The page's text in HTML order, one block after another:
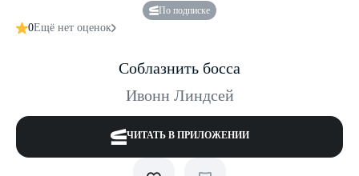
По подписке
0Ещё нет оценок
Соблазнить босса
Ивонн Линдсей
ЧИТАТЬ В ПРИЛОЖЕНИИ